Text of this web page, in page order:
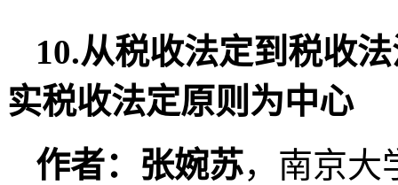
10.从税收法定到税收
实税收法定原则为中心
作者：张婉苏，南京大